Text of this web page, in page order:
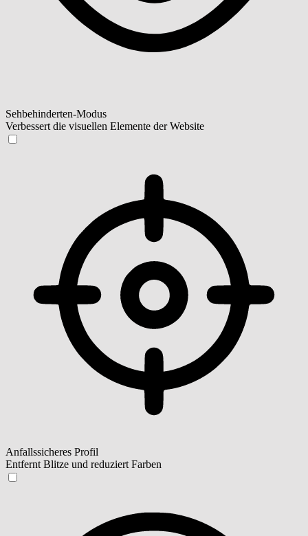
Sehbehinderten-Modus
Verbessert die visuellen Elemente der Website
Anfallssicheres Profil
Entfernt Blitze und reduziert Farben